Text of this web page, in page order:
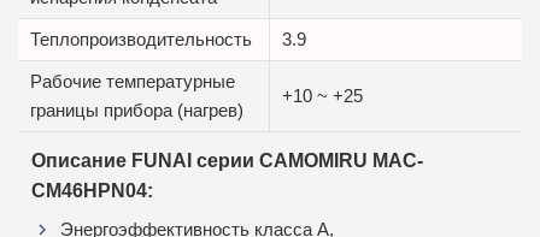
Теплопроизводительность 3.9
Рабочие температурные
границы прибора (нагрев)
+10 ~ +25
Описание FUNAI cерии CAMOMIRU MAC-
CM46HPN04:
Энергоэффективность класса А,